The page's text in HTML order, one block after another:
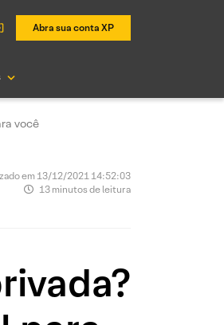
Abra sua conta XP
você
em 13/12/2021 14:52:03
13 minutos de leitura